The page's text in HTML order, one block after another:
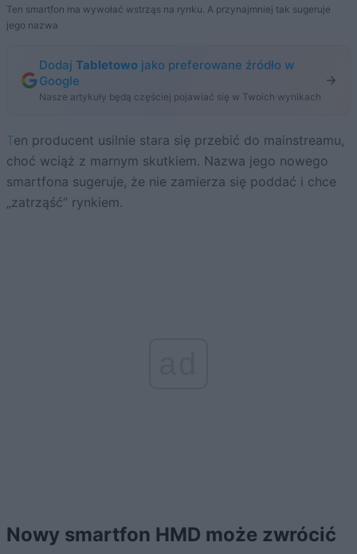
Ten smartfon ma wywołać wstrząs na rynku. A przynajmniej tak sugeruje
jego nazwa
Dodaj Tabletowo jako preferowane źródło w
Google
Nasze artykuły będą częściej pojawiać się w Twoich wynikach
Ten producent usilnie stara się przebić do mainstreamu,
choć wciąż z marnym skutkiem. Nazwa jego nowego
smartfona sugeruje, że nie zamierza się poddać i chce
„zatrząść” rynkiem.
Nowy smartfon HMD może zwrócić